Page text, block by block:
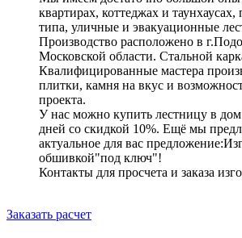
квартирах, коттеджах и
типа, уличные и эвакуационные
Производство расположено в
Московской области. Стальной
Квалифицированные мастера
плитки, камня на вкус и
проекта.
У нас можно купить лестницу в дом
дней со скидкой 10%. Ещё мы
актуальное для вас
обшивкой"под ключ"!
Контакты для просчета и заказа
Заказать расчет